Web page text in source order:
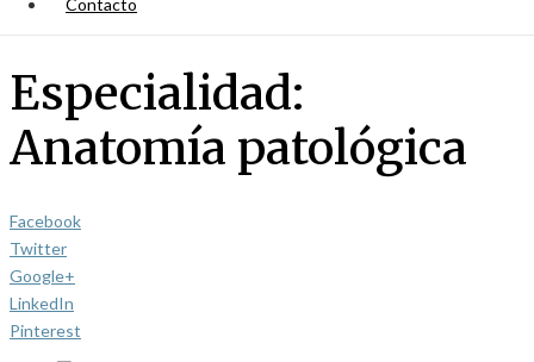
Contacto
Especialidad:
Anatomía patológica
Facebook
Twitter
Google+
LinkedIn
Pinterest